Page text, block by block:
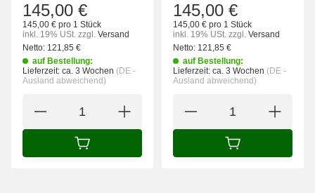
145,00 €
145,00 € pro 1 Stück
inkl. 19% USt. zzgl. Versand
Netto: 121,85 €
auf Bestellung:
Lieferzeit: ca. 3 Wochen (DE -
Ausland abweichend)
IN DEN WARENKORB
145,00 €
145,00 € pro 1 Stück
inkl. 19% USt. zzgl. Versand
Netto: 121,85 €
auf Bestellung:
Lieferzeit: ca. 3 Wochen (DE -
Ausland abweichend)
IN DEN